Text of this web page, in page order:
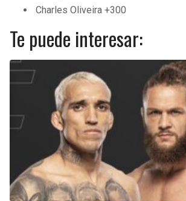
Charles Oliveira +300
Te puede interesar: